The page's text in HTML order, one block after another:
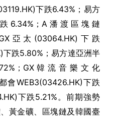
下跌6.43%；易方
6.34%；A潘渡區塊鏈
亞太(03064.HK)下跌
跌5.80%；易方達亞洲半
；GX韓流音樂文化
會WEB3(03426.HK)下跌
下跌5.21%。前期強勢
黃金礦、區塊鏈及韓國臺